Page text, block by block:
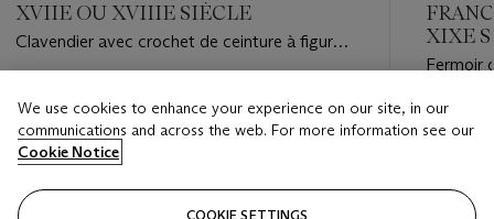
XVIIE OU XVIIIE SIÈCLE
Clavendier avec crochet de ceinture à figures
de termes
EUR 1,000 - EUR 2,000
Closed
XIXE
Fermoir
Estimate
Closed
We use cookies to enhance your experience on our site, in our
communications and across the web. For more information see our
Cookie Notice
COOKIE SETTINGS